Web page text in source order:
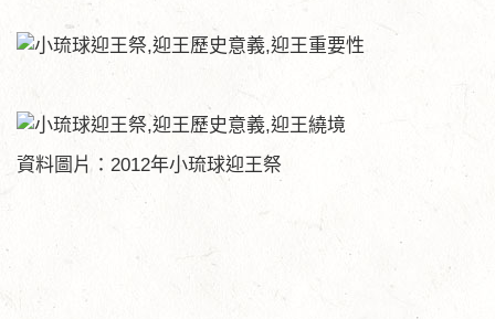
資料圖片：2012年小琉球迎王祭